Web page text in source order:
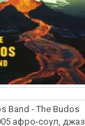
Band - The Budos
афро-соул, джаз